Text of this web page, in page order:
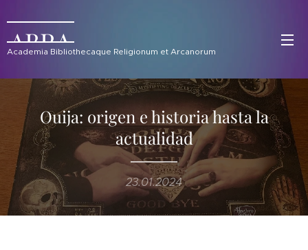
ABRA
Academia Bibliothecaque Religionum et Arcanorum
Ouija: origen e historia hasta la
actualidad
23.01.2024